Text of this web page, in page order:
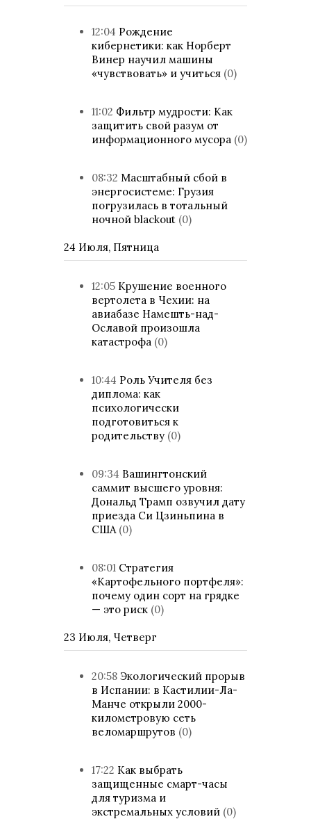
12:04 Рождение
кибернетики: как Норберт
Винер научил машины
«чувствовать» и учиться (0)
11:02 Фильтр мудрости: Как
защитить свой разум от
информационного мусора (0)
08:32 Масштабный сбой в
энергосистеме: Грузия
погрузилась в тотальный
ночной blackout (0)
24 Июля, Пятница
12:05 Крушение военного
вертолета в Чехии: на
авиабазе Намешть-над-
Ославой произошла
катастрофа (0)
10:44 Роль Учителя без
диплома: как
психологически
подготовиться к
родительству (0)
09:34 Вашингтонский
саммит высшего уровня:
Дональд Трамп озвучил дату
приезда Си Цзиньпина в
США (0)
08:01 Стратегия
«Картофельного портфеля»:
почему один сорт на грядке
— это риск (0)
23 Июля, Четверг
20:58 Экологический прорыв
в Испании: в Кастилии-Ла-
Манче открыли 2000-
километровую сеть
веломаршрутов (0)
17:22 Как выбрать
защищенные смарт-часы
для туризма и
экстремальных условий (0)